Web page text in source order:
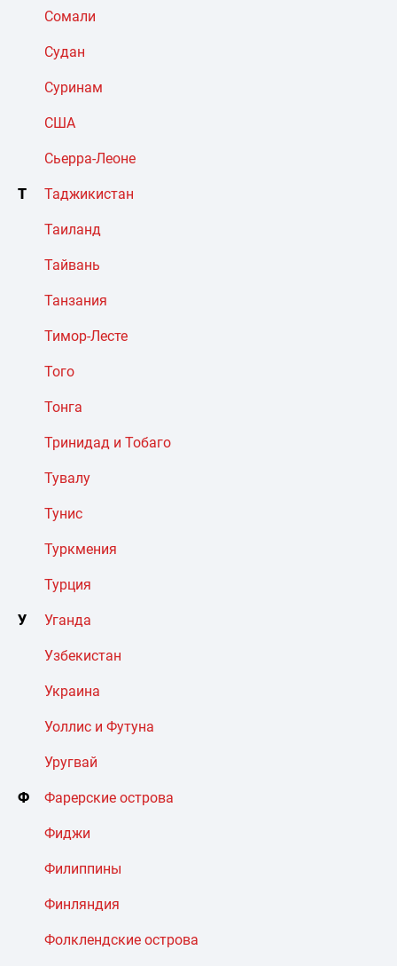
Сомали
Судан
Суринам
США
Сьерра-Леоне
Т Таджикистан
Таиланд
Тайвань
Танзания
Тимор-Лесте
Того
Тонга
Тринидад и Тобаго
Тувалу
Тунис
Туркмения
Турция
У Уганда
Узбекистан
Украина
Уоллис и Футуна
Уругвай
Ф Фарерские острова
Фиджи
Филиппины
Финляндия
Фолклендские острова